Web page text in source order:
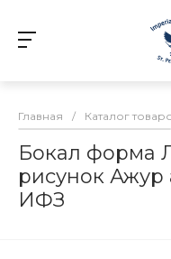
Главная / Каталог
Бокал форма
рисунок Ажур
ИФЗ